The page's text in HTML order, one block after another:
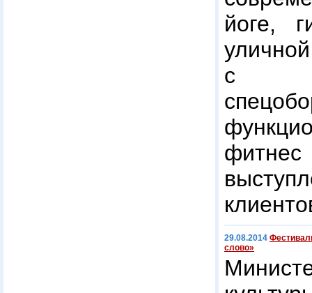
йоге,
с
фитнес
29.08.2014
слово»